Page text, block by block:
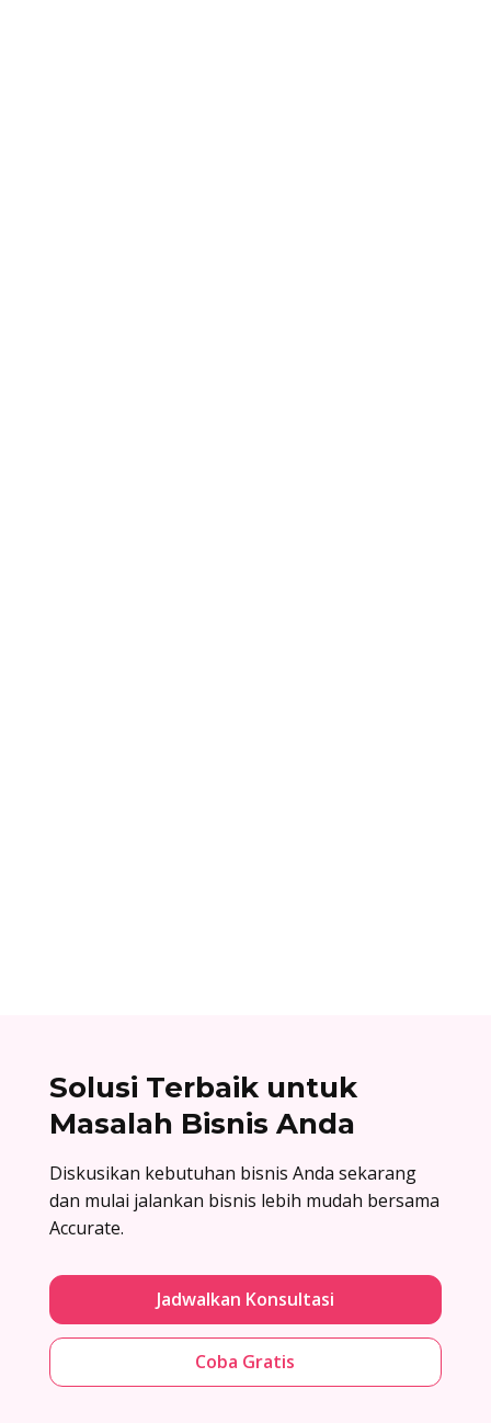
Solusi Terbaik untuk
Masalah Bisnis Anda
Diskusikan kebutuhan bisnis Anda sekarang
dan mulai jalankan bisnis lebih mudah bersama
Accurate.
Jadwalkan Konsultasi
Coba Gratis